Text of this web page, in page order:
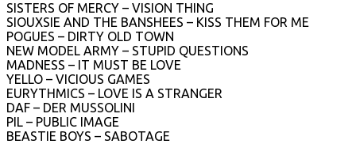
SISTERS OF MERCY – VISION THING
SIOUXSIE AND THE BANSHEES – KISS THEM FOR ME
POGUES – DIRTY OLD TOWN
NEW MODEL ARMY – STUPID QUESTIONS
MADNESS – IT MUST BE LOVE
YELLO – VICIOUS GAMES
EURYTHMICS – LOVE IS A STRANGER
DAF – DER MUSSOLINI
PIL – PUBLIC IMAGE
BEASTIE BOYS – SABOTAGE